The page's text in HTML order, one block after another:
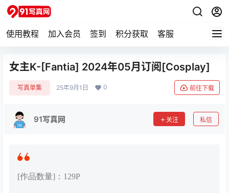
使用教程 加入会员 签到 积分获取 客服
女主K-[Fantia] 2024年05月订阅[Cosplay]
写真单集 25年9月1日 0 前往下载
91写真网 关注 私信
[作品数量]：129P